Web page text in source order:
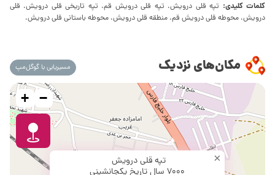
کلمات کلیدی: تپه قلی درویش، تپه قلی درویش قم، تپه تاریخی قلی درویش، قلی
درویش، محوطه قلی درویش قم، منطقه قلی درویش، محوطه باستانی قلی درویش،
مکان‌های نزدیک مسیریابی با گوگل‌مپ
تپه قلی درویش
×
+ −